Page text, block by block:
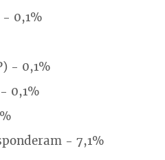
0,1%
- 0,1%
0,1%
- 7,1%